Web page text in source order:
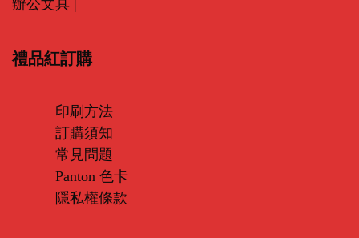
辦公文具 |
禮品紅訂購
印刷方法
訂購須知
常見問題
Panton 色卡
隱私權條款